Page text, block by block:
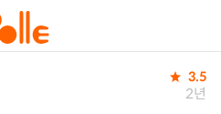
3.5
2년